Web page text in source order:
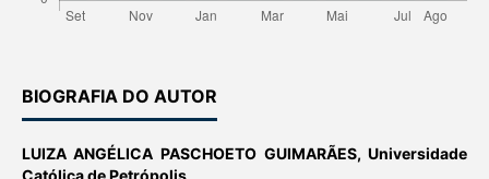
BIOGRAFIA DO AUTOR
LUIZA ANGÉLICA PASCHOETO GUIMARÃES,Universidade